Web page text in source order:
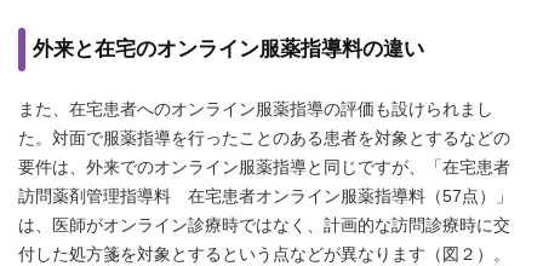
外来と在宅のオンライン服薬指導料の違い
また、在宅患者へのオンライン服薬指導の評価も設けられまし
た。対面で服薬指導を行ったことのある患者を対象とするなどの
要件は、外来でのオンライン服薬指導と同じですが、「在宅患者
訪問薬剤管理指導料 在宅患者オンライン服薬指導料（57点）」
は、医師がオンライン診療時ではなく、計画的な訪問診療時に交
付した処方箋を対象とするという点などが異なります（図２）。